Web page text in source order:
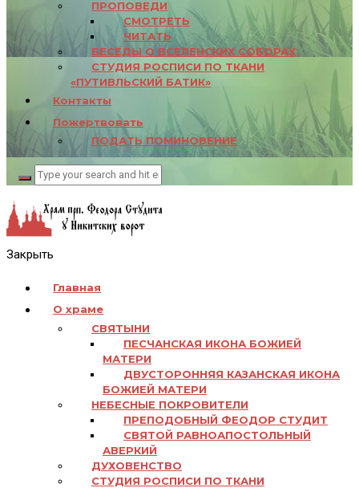
ПРОПОВЕДИ
СМОТРЕТЬ
ЧИТАТЬ
БЕСЕДЫ О ВСЕЛЕНСКИХ СОБОРАХ
СТУДИЯ РОСПИСИ ПО ТКАНИ
«ПУТИВЛЬСКИЙ БАТИК»
Контакты
Пожертвовать
ПОДАТЬ ПОМИНОВЕНИЕ
Закрыть
Главная
О храме
СВЯТЫНИ
ПЕСЧАНСКАЯ ИКОНА БОЖИЕЙ
МАТЕРИ
ДВУСТОРОННЯЯ КАЗАНСКАЯ ИКОНА
БОЖИЕЙ МАТЕРИ
НЕБЕСНЫЕ ПОКРОВИТЕЛИ
ПРЕПОДОБНЫЙ ФЕОДОР СТУДИТ
СВЯТОЙ РАВНОАПОСТОЛЬНЫЙ
АВЕРКИЙ
ДУХОВЕНСТВО
СТУДИЯ РОСПИСИ ПО ТКАНИ